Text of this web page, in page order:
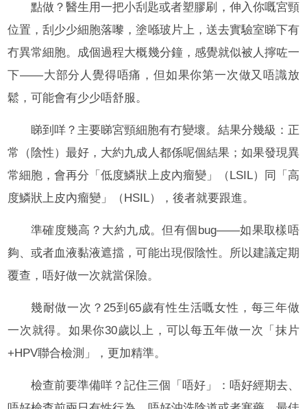
點做？醫生用一把小刮匙或者塑膠刷，伸入你嘅宮頸
位置，刮少少細胞落嚟，塗喺玻片上，送去實驗室睇下有
冇異常細胞。成個過程大概幾分鐘，感覺就似被人擰咗一
下——大部分人覺得唔痛，但如果你第一次做又唔識放
鬆，可能會有少少唔舒服。
睇到咩？主要睇宮頸細胞有冇變壞。結果分幾級：正
常（陰性）最好，大約九成人都係呢個結果；如果發現異
常細胞，會再分「低度鱗狀上皮內瘤變」（LSIL）同「高
度鱗狀上皮內瘤變」（HSIL），後者就要跟進。
準確度幾高？大約九成。但有個bug——如果取樣唔
夠、或者血液黏液遮擋，可能出現假陰性。所以建議定期
覆查，唔好做一次就當保險。
幾耐做一次？25到65歲有性生活嘅女性，每三年做
一次就得。如果你30歲以上，可以每五年做一次「抹片
+HPV聯合檢測」，更加精準。
檢查前要準備咩？記住三個「唔好」：唔好經期去、